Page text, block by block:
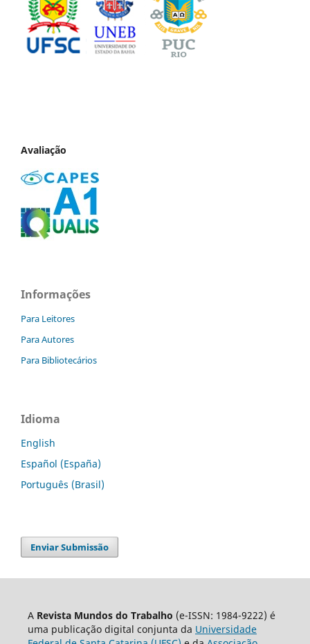
Avaliação
Informações
Para Leitores
Para Autores
Para Bibliotecários
Idioma
English
Español (España)
Português (Brasil)
Enviar Submissão
A Revista Mundos do Trabalho (e-ISSN: 1984-9222) é
uma publicação digital conjunta da Universidade